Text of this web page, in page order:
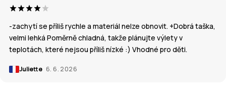
-zachytí se příliš rychle a materiál nelze obnovit. +Dobrá taška,
velmi lehká Poměrně chladná, takže plánujte výlety v
teplotách, které nejsou příliš nízké :) Vhodné pro děti.
Juliette 6. 6. 2026